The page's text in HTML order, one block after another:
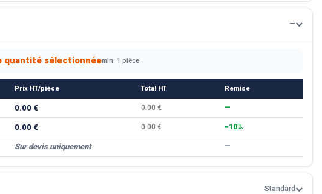
—
quantité sélectionnéemin. 1 pièce
Prix HT/pièce Total HT Remise
0.00 € 0.00 € —
0.00 € 0.00 € −10%
Sur devis uniquement —
Standard